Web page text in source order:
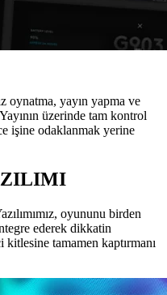
oynatma, yayın yapma ve
üzerinde tam kontrol
işine odaklanmak yerine
oyununu birden
ederek dikkatin
tamamen kaptırmanı